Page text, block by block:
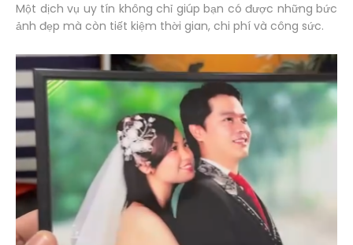
Một dịch vụ uy tín không chỉ giúp bạn có được những bức
ảnh đẹp mà còn tiết kiệm thời gian, chi phí và công sức.